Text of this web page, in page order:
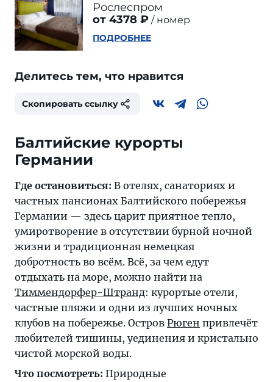
Рослеспром
от 4378 ₽
номер
ПОДРОБНЕЕ
Делитесь тем, что нравится
Скопировать ссылку
Балтийские курорты
Германии
Где остановиться: В отелях, санаториях и
частных пансионах Балтийского побережья
Германии — здесь царит приятное тепло,
умиротворение в отсутствии бурной ночной
жизни и традиционная немецкая
добротность во всём. Всё, за чем едут
отдыхать на море, можно найти на
Тиммендорфер-Штранд: курортые отели,
частные пляжи и одни из лучших ночных
клубов на побережье. Остров Рюген привлечёт
любителей тишины, уединения и кристально
чистой морской воды.
Что посмотреть: Природные